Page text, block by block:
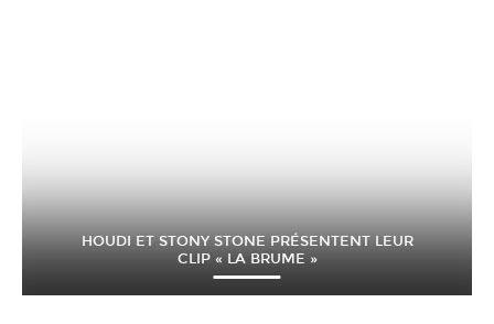
HOUDI ET STONY STONE PRÉSENTENT LEUR
CLIP « LA BRUME »